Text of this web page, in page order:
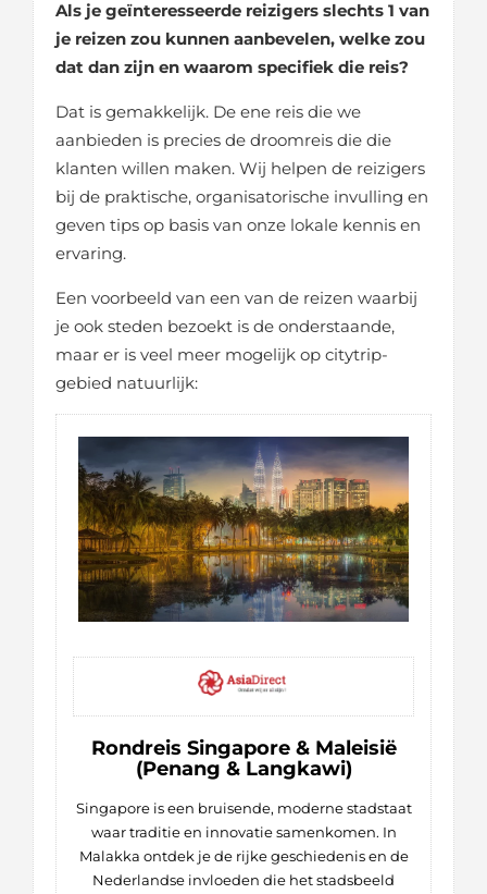
Als je geïnteresseerde reizigers slechts 1 van
je reizen zou kunnen aanbevelen, welke zou
dat dan zijn en waarom specifiek die reis?
Dat is gemakkelijk. De ene reis die we
aanbieden is precies de droomreis die die
klanten willen maken. Wij helpen de reizigers
bij de praktische, organisatorische invulling en
geven tips op basis van onze lokale kennis en
ervaring.
Een voorbeeld van een van de reizen waarbij
je ook steden bezoekt is de onderstaande,
maar er is veel meer mogelijk op citytrip-
gebied natuurlijk:
Rondreis Singapore & Maleisië
(Penang & Langkawi)
Singapore is een bruisende, moderne stadstaat
waar traditie en innovatie samenkomen. In
Malakka ontdek je de rijke geschiedenis en de
Nederlandse invloeden die het stadsbeeld